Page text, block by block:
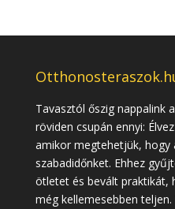
Tavasztól őszig nappalink
röviden csupán ennyi:
amikor megtehetjük, hogy
szabadidőnket. Ehhez
ötletet és bevált
még kellemesebben